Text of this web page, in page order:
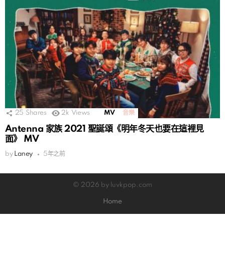
25 Shares 2k Views MV 音樂
Antenna 家族 2021 聖誕頌《明年冬天也要在這裡見
面》 MV
by Laney 5年之前
© 2026 by luvkpop.com
Home